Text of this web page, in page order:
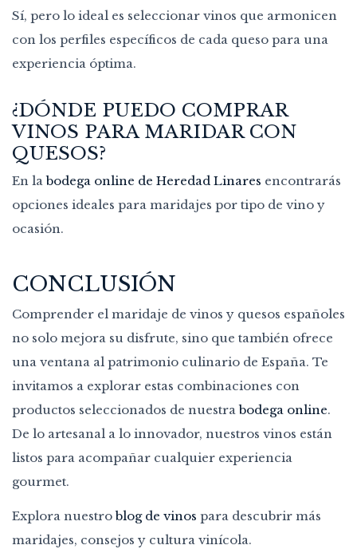
Sí, pero lo ideal es seleccionar vinos que armonicen
con los perfiles específicos de cada queso para una
experiencia óptima.
¿DÓNDE PUEDO COMPRAR
VINOS PARA MARIDAR CON
QUESOS?
En labodega online de Heredad Linares encontrarás
opciones ideales para maridajes por tipo de vino y
ocasión.
CONCLUSIÓN
Comprender el maridaje de vinos y quesos españoles
no solo mejora su disfrute, sino que también ofrece
una ventana al patrimonio culinario de España. Te
invitamos a explorar estas combinaciones con
productos seleccionados de nuestrabodega online.
De lo artesanal a lo innovador, nuestros vinos están
listos para acompañar cualquier experiencia
gourmet.
Explora nuestroblog de vinos para descubrir más
maridajes, consejos y cultura vinícola.